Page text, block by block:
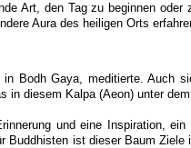
Art, den Tag zu beginnen
Aura des heiligen Orts
Bodh Gaya, meditierte. Auch
diesem Kalpa (Aeon) unter
und eine Inspiration,
ist dieser Baum